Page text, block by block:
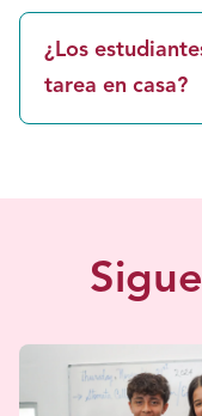
¿Los
tarea en casa?